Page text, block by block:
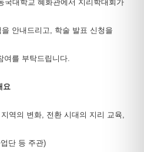
국대학교 혜화관에서 지리학대회가
안내드리고, 학술 발표 신청을
여를 부탁드립니다.
요
역의 변화, 전환 시대의 지리 교육,
단 등 주관)